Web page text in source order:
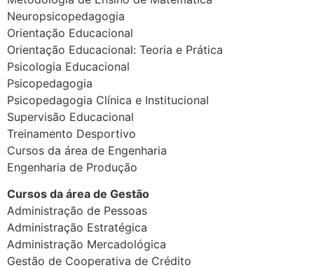
Neuropsicopedagogia
Orientação Educacional
Orientação Educacional: Teoria e Prática
Psicologia Educacional
Psicopedagogia
Psicopedagogia Clínica e Institucional
Supervisão Educacional
Treinamento Desportivo
Cursos da área de Engenharia
Engenharia de Produção
Cursos da área de Gestão
Administração de Pessoas
Administração Estratégica
Administração Mercadológica
Gestão de Cooperativa de Crédito